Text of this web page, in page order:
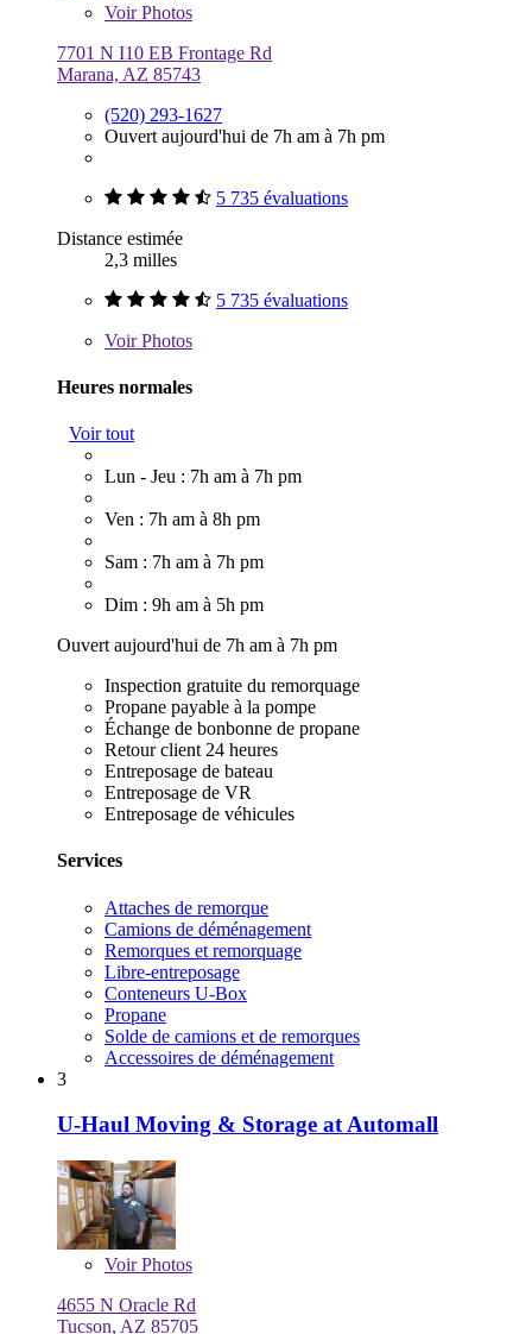
VoirPhotos
7701 N I10 EB Frontage Rd
Marana, AZ 85743
(520) 293-1627
Ouvert aujourd'hui de 7h am à 7h pm
5 735 évaluations
Distance estimée
2,3 milles
5 735 évaluations
VoirPhotos
Heures normales
Voir tout
Lun - Jeu : 7h am à 7h pm
Ven : 7h am à 8h pm
Sam : 7h am à 7h pm
Dim : 9h am à 5h pm
Ouvert aujourd'hui de 7h am à 7h pm
Inspection gratuite du remorquage
Propane payable à la pompe
Échange de bonbonne de propane
Retour client 24 heures
Entreposage de bateau
Entreposage de VR
Entreposage de véhicules
Services
Attaches de remorque
Camions de déménagement
Remorques et remorquage
Libre-entreposage
Conteneurs U-Box
Propane
Solde de camions et de remorques
Accessoires de déménagement
3
U-Haul Moving & Storage at Automall
VoirPhotos
4655 N Oracle Rd
Tucson, AZ 85705